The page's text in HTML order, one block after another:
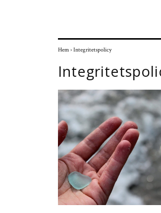
Hem › Integritetspolicy